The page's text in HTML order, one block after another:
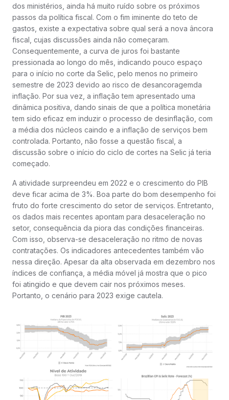
dos ministérios, ainda há muito ruído sobre os próximos
passos da política fiscal. Com o fim iminente do teto de
gastos, existe a expectativa sobre qual será a nova âncora
fiscal, cujas discussões ainda não começaram.
Consequentemente, a curva de juros foi bastante
pressionada ao longo do mês, indicando pouco espaço
para o início no corte da Selic, pelo menos no primeiro
semestre de 2023 devido ao risco de desancoragemda
inflação. Por sua vez, a inflação tem apresentado uma
dinâmica positiva, dando sinais de que a política monetária
tem sido eficaz em induzir o processo de desinflação, com
a média dos núcleos caindo e a inflação de serviços bem
controlada. Portanto, não fosse a questão fiscal, a
discussão sobre o início do ciclo de cortes na Selic já teria
começado.
A atividade surpreendeu em 2022 e o crescimento do PIB
deve ficar acima de 3%. Boa parte do bom desempenho foi
fruto do forte crescimento do setor de serviços. Entretanto,
os dados mais recentes apontam para desaceleração no
setor, consequência da piora das condições financeiras.
Com isso, observa-se desaceleração no ritmo de novas
contratações. Os indicadores antecedentes também vão
nessa direção. Apesar da alta observada em dezembro nos
índices de confiança, a média móvel já mostra que o pico
foi atingido e que devem cair nos próximos meses.
Portanto, o cenário para 2023 exige cautela.